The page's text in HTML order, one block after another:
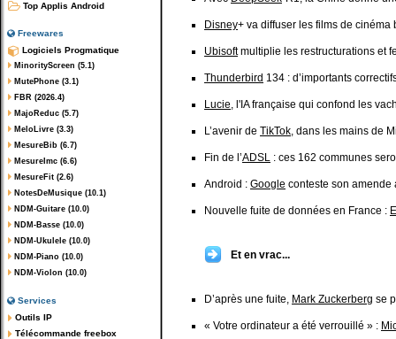
Top Applis Android
Freewares
Logiciels Progmatique
MinorityScreen (5.1)
MutePhone (3.1)
FBR (2026.4)
MajoReduc (5.7)
MeloLivre (3.3)
MesureBib (6.7)
MesureImc (6.6)
MesureFit (2.6)
NotesDeMusique (10.1)
NDM-Guitare (10.0)
NDM-Basse (10.0)
NDM-Ukulele (10.0)
NDM-Piano (10.0)
NDM-Violon (10.0)
Services
Outils IP
Télécommande freebox
Disney+ va diffuser les films de
Ubisoftmultiplie les restructurations et
Thunderbird 134 : d’importants
Lucie, l'IA française qui confond les
L’avenir de TikTok, dans les mains de
Fin de l’ADSL : ces 162 communes
Android : Google conteste son amende
Nouvelle fuite de données en France :
Et en vrac...
D’après une fuite, Mark Zuckerberg se
« Votre ordinateur a été verrouillé » :